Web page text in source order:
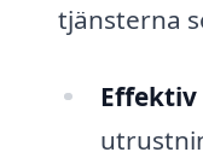
tjänsterna